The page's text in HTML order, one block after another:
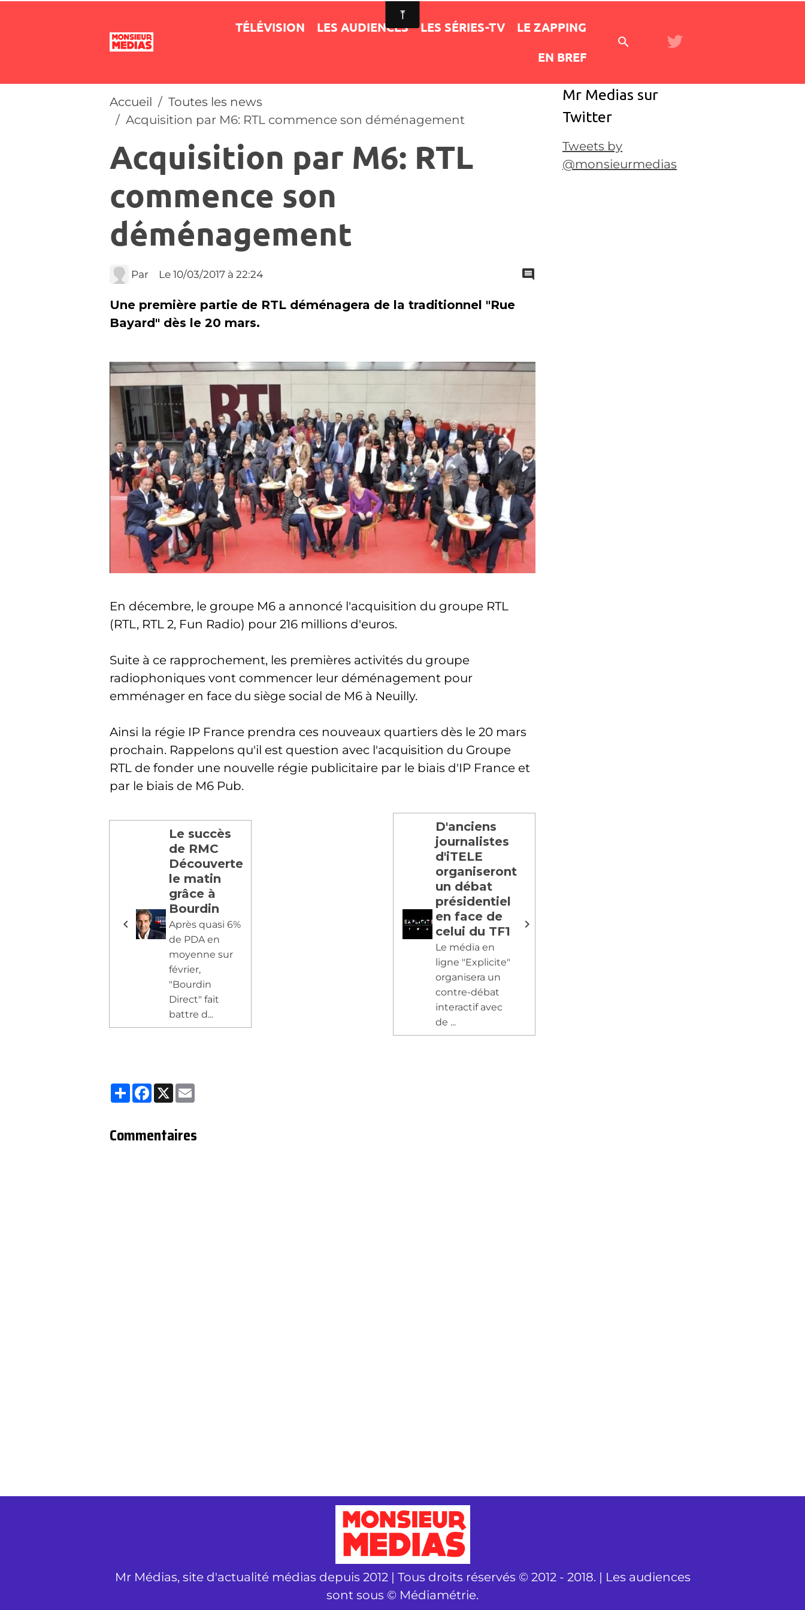
TÉLÉVISION LES AUDIENCES LES SÉRIES-TV
LE ZAPPING
EN BREF
Accueil
Toutes les news
Acquisition par M6: RTL commence son déménagement
Acquisition par M6: RTL
commence son
déménagement
Par Le 10/03/2017 à 22:24
Une première partie de RTL déménagera de la traditionnel "Rue
Bayard" dès le 20 mars.
En décembre, le groupe M6 a annoncé l'acquisition du groupe RTL
(RTL, RTL 2, Fun Radio) pour 216 millions d'euros.
Suite à ce rapprochement, les premières activités du groupe
radiophoniques vont commencer leur déménagement pour
emménager en face du siège social de M6 à Neuilly.
Ainsi la régie IP France prendra ces nouveaux quartiers dès le 20 mars
prochain. Rappelons qu'il est question avec l'acquisition du Groupe
RTL de fonder une nouvelle régie publicitaire par le biais d'IP France et
par le biais de M6 Pub.
Le succès
de RMC
Découverte
le matin
grâce à
Bourdin
Après quasi 6%
de PDA en
moyenne sur
février,
"Bourdin
Direct" fait
battre d...
D'anciens
journalistes
d'iTELE
organiseront
un débat
présidentiel
en face de
celui du TF1
Le média en
ligne "Explicite"
organisera un
contre-débat
interactif avec
de ...
Partager
Facebook
X
Commentaires
Mr Medias sur
Twitter
Tweets by
@monsieurmedias
Mr Médias, site d'actualité médias depuis 2012 | Tous droits réservés © 2012 - 2018. | Les audiences
sont sous © Médiamétrie.